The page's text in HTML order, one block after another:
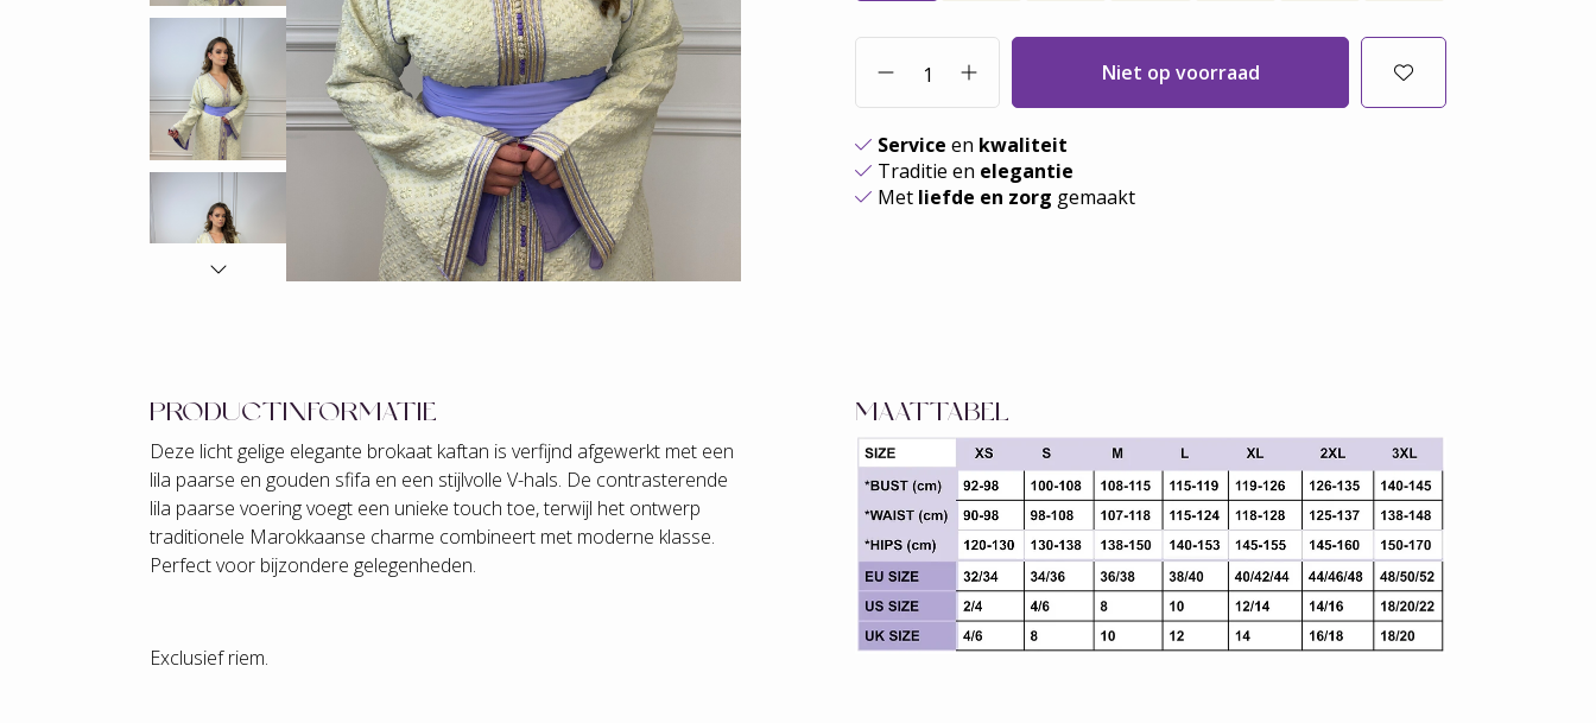
Niet op voorraad
Service en kwaliteit
Traditie en elegantie
Met liefde en zorg gemaakt
PRODUCTINFORMATIE
Deze licht gelige elegante brokaat kaftan is verfijnd afgewerkt met een
lila paarse en gouden sfifa en een stijlvolle V-hals. De contrasterende
lila paarse voering voegt een unieke touch toe, terwijl het ontwerp
traditionele Marokkaanse charme combineert met moderne klasse.
Perfect voor bijzondere gelegenheden.
Exclusief riem.
MAATTABEL